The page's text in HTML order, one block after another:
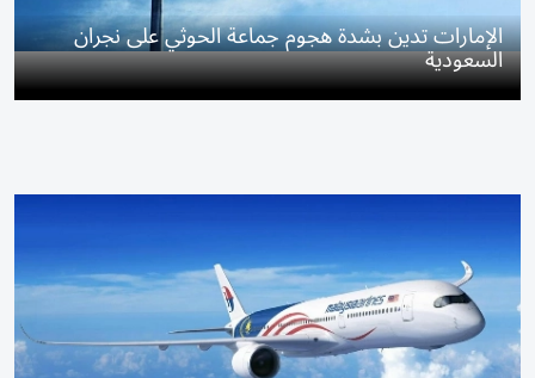
الإمارات تدين بشدة هجوم جماعة الحوثي على نجران
السعودية